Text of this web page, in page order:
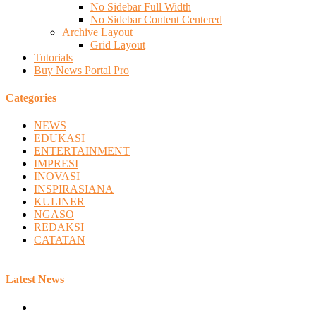
No Sidebar Full Width
No Sidebar Content Centered
Archive Layout
Grid Layout
Tutorials
Buy News Portal Pro
Categories
NEWS
EDUKASI
ENTERTAINMENT
IMPRESI
INOVASI
INSPIRASIANA
KULINER
NGASO
REDAKSI
CATATAN
Latest News